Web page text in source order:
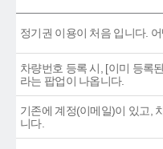
정기권 이용이 처음 입니다.
차량번호 등록 시, [이미 등록
라는 팝업이 나옵니다.
기존에 계정(이메일)이 있고,
니다.